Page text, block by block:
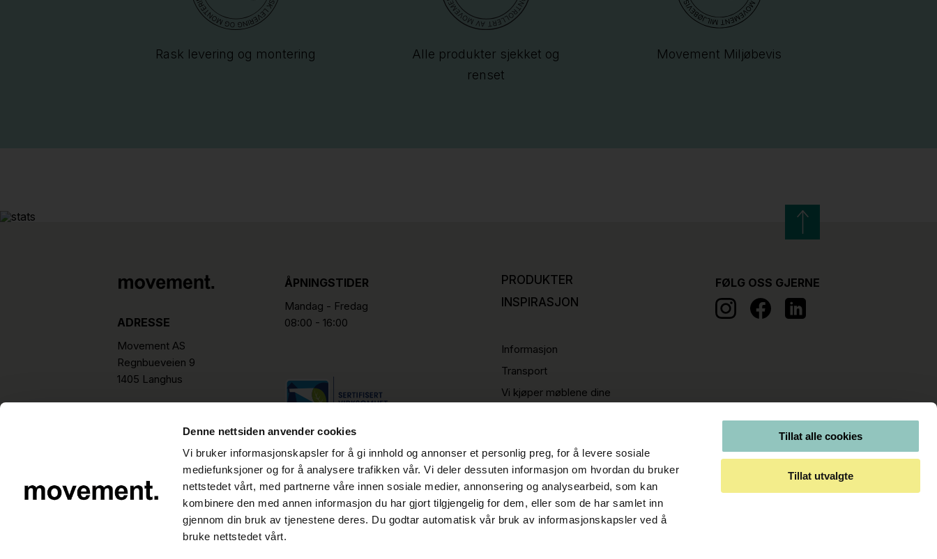
Denne nettsiden anvender cookies
Vi bruker informasjonskapsler for å gi innhold og annonser et personlig preg, for å levere sosiale
mediefunksjoner og for å analysere trafikken vår. Vi deler dessuten informasjon om hvordan du bruker
nettstedet vårt, med partnerne våre innen sosiale medier, annonsering og analysearbeid, som kan
kombinere den med annen informasjon du har gjort tilgjengelig for dem, eller som de har samlet inn
gjennom din bruk av tjenestene deres. Du godtar automatisk vår bruk av informasjonskapsler ved å
bruke nettstedet vårt.
Tillat alle cookies
Tillat utvalgte
Rask levering og montering
Alle produkter sjekket og
renset
Movement Miljøbevis
ADRESSE
Movement AS
Regnbueveien 9
1405 Langhus
hello@movement.as
ÅPNINGSTIDER
Mandag - Fredag
08:00 - 16:00
PRODUKTER
INSPIRASJON
Informasjon
Transport
Vi kjøper møblene dine
FØLG OSS GJERNE